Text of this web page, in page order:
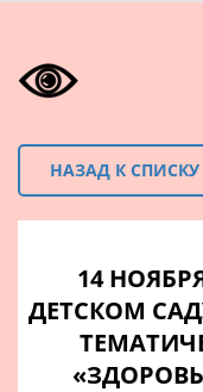
НАЗАД К СПИСКУ
14
ДЕТСКОМ